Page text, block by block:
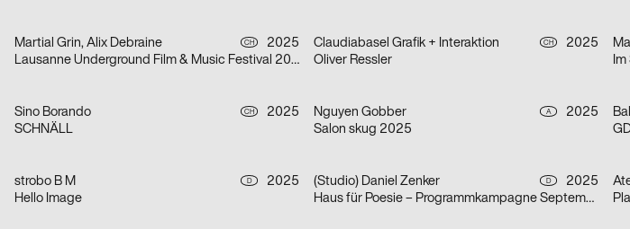
Martial Grin, Alix Debraine CH
2025
Lausanne Underground Film & Music Festival 2025
Claudiabasel Grafik + Interaktion CH
2025
Oliver Ressler
Im
Sino Borando CH
2025
SCHNÄLL
Nguyen Gobber A
2025
Salon skug 2025
strobo B M D
2025
Hello Image
(Studio) Daniel Zenker D
2025
Haus für Poesie – Programmkampagne September/Oktober 2025